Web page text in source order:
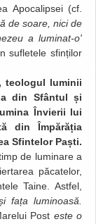
Apocalipsei (cf.
de soare, nici de
a luminat-o'
sufletele sfinților
teologul luminii
din Sfântul și
Învierii lui
din Împărăția
Sfintelor Paști.
de luminare a
păcatelor,
Taine. Astfel,
fața luminoasă.
Post este o